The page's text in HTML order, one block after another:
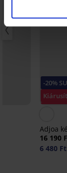
-20%
Adjoa
16 190
6 480 Ft